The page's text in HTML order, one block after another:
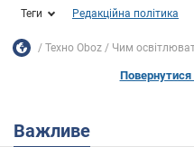
Теги Редакційна політика
Техно Oboz Чим
Повернутися
Важливе